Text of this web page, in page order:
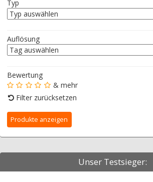
Typ
Auflösung
Bewertung
& mehr
Filter zurücksetzen
Unser Testsieger: